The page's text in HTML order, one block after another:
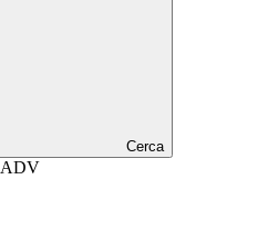
Cerca
ADV